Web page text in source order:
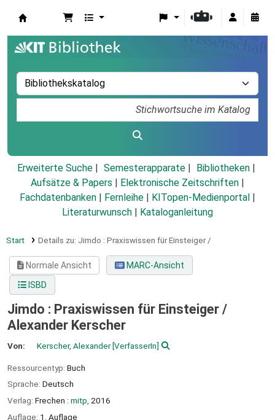
Erweiterte Suche Semesterapparate
Bibliotheken
Aufsätze & Papers
Elektronische Zeitschriften
Fachdatenbanken
Fernleihe KITopen-Medienportal
Literaturwunsch
Kataloganleitung
Start Details zu: Jimdo : Praxiswissen für Einsteiger /
Normale Ansicht
MARC-Ansicht
ISBD
Jimdo : Praxiswissen für Einsteiger /
Alexander Kerscher
Von: Kerscher, Alexander[VerfasserIn]
Ressourcentyp: Buch
Sprache: Deutsch
Verlag: Frechen : mitp, 2016
Auflage: 1. Auflage